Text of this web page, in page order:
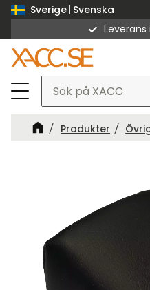
Sverige Svenska
Produkter